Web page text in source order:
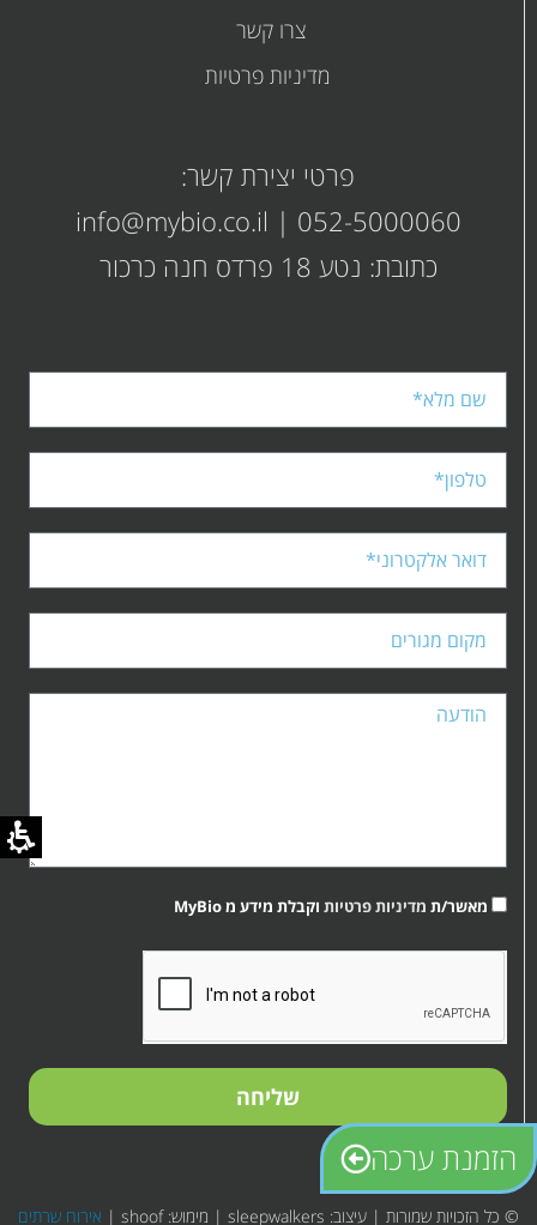
הזמנת ערכה
צרו קשר
מדיניות פרטיות
פרטי יצירת קשר:
052-5000060
|
info@mybio.co.il
כתובת: נטע 18 פרדס חנה כרכור
מאשר/ת מדיניות פרטיות וקבלת מידע מ MyBio
שליחה
© כל הזכויות שמורות | עיצוב: sleepwalkers | מימוש: shoof | אירוח שרתים